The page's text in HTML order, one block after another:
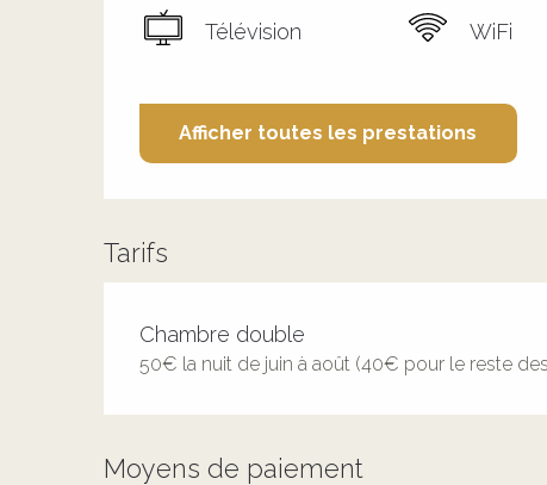
Télévision WiFi
Afficher toutes les prestations
Tarifs
Tarifs 2026
Chambre double
50€ la nuit de juin à août (40€ pour le reste
Moyens de paiement